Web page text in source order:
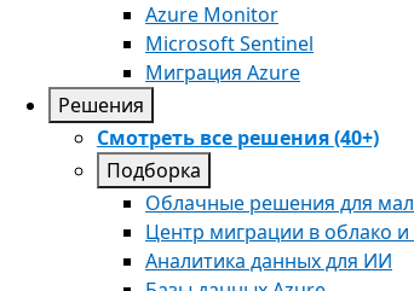
Azure Monitor
Microsoft Sentinel
Миграция Azure
Решения
Смотреть все решения (40+)
Подборка
Облачные решения для
Центр миграции в облако
Аналитика данных для ИИ